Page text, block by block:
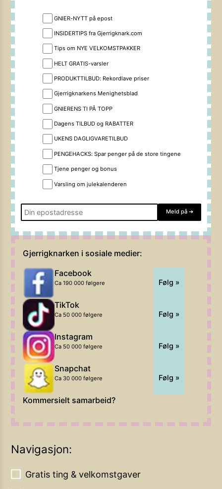
GNIER-NYTT på epost
INSIDERTIPS fra Gjerrigknark.com
Tips om NYE VELKOMSTPAKKER
HELT GRATIS-varsler
PRODUKTTILBUD: Rekordlave priser
Gjerrigknarkens Menighetsblad
GNIERENS TI PÅ TOPP
Dagens TILBUD og RABATTER
UKENS DAGLIGVARETILBUD
PENGEHACKS: Spar penger på de store tingene
Tjene penger og bonus
Varsling om julekalenderen
Meld på ➔
Gjerrigknarken i sosiale medier:
Facebook
Ca 190 000 følgere Følg »
TikTok
Ca 50 000 følgere Følg »
Instagram
Ca 50 000 følgere Følg »
Snapchat
Ca 30 000 følgere Følg »
Kommersielt samarbeid?
Navigasjon:
Gratis ting & velkomstgaver